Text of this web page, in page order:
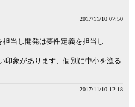
2017/11/10 07:50
当し開発は要件定義を担当し
印象があります、個別に中小を漁る
2017/11/10 12:18